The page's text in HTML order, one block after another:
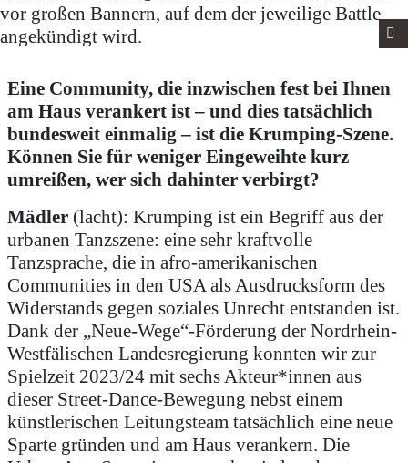
Eine Community, die inzwischen fest bei Ihnen
am Haus verankert ist – und dies tatsächlich
bundesweit einmalig – ist die Krumping-Szene.
Können Sie für weniger Eingeweihte kurz
umreißen, wer sich dahinter verbirgt?
Mädler (lacht): Krumping ist ein Begriff aus der
urbanen Tanzszene: eine sehr kraftvolle
Tanzsprache, die in afro-amerikanischen
Communities in den USA als Ausdrucksform des
Widerstands gegen soziales Unrecht entstanden ist.
Dank der „Neue-Wege“-Förderung der Nordrhein-
Westfälischen Landesregierung konnten wir zur
Spielzeit 2023/24 mit sechs Akteur*innen aus
dieser Street-Dance-Bewegung nebst einem
künstlerischen Leitungsteam tatsächlich eine neue
Sparte gründen und am Haus verankern. Die